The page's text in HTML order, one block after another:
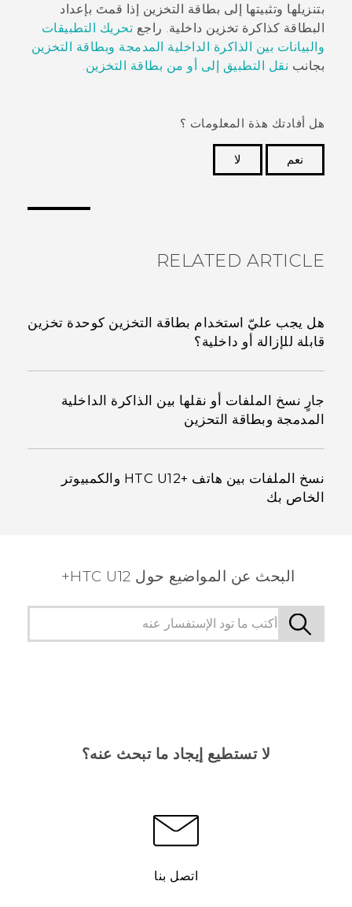
بتنزيلها وتثبيتها إلى بطاقة التخزين إذا قمتَ بإعداد
البطاقة كذاكرة تخزين داخلية. راجع تحريك التطبيقات
والبيانات بين الذاكرة الداخلية المدمجة وبطاقة التخزين
بجانب نقل التطبيق إلى أو من بطاقة التخزين
هل أفادتك هذة المعلومات ؟
نعم
لا
RELATED ARTICLE
هل يجب عليّ استخدام بطاقة التخزين كوحدة تخزين
قابلة للإزالة أو داخلية؟
جارٍ نسخ الملفات أو نقلها بين الذاكرة الداخلية
المدمجة وبطاقة التحزين
نسخ الملفات بين هاتف HTC U12+‎ والكمبيوتر
الخاص بك
البحث عن المواضيع حول HTC U12+
لا تستطيع إيجاد ما تبحث عنه؟
اتصل بنا